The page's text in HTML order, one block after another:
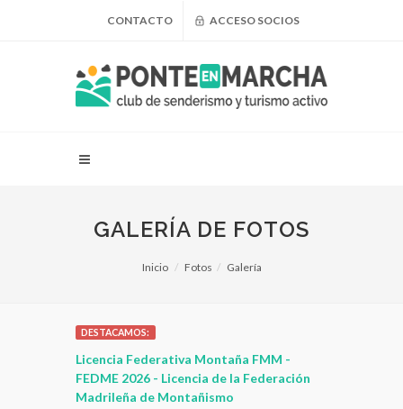
CONTACTO ACCESO SOCIOS
GALERÍA DE FOTOS
Inicio Fotos Galería
DESTACAMOS:
Licencia Federativa Montaña FMM -
FEDME 2026 - Licencia de la Federación
Madrileña de Montañismo